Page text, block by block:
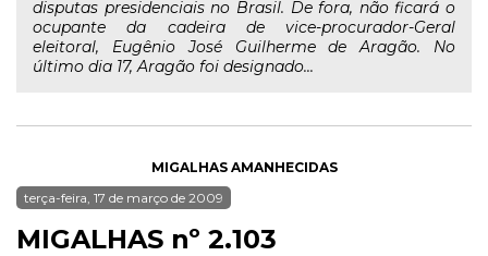
disputas presidenciais no Brasil. De fora, não ficará o
ocupante da cadeira de vice-procurador-Geral
eleitoral, Eugênio José Guilherme de Aragão. No
último dia 17, Aragão foi designado...
MIGALHAS AMANHECIDAS
terça-feira, 17 de março de 2009
MIGALHAS nº 2.103